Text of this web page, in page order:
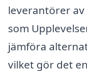
leverantörer av
som
jämföra
vilket gör det